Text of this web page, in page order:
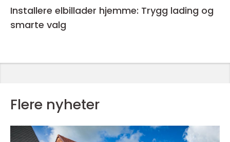
Installere elbillader hjemme: Trygg lading og
smarte valg
Flere nyheter